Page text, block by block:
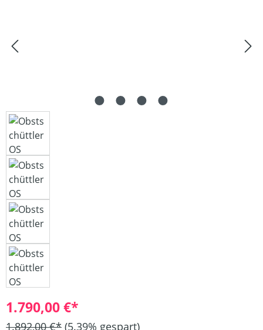
1.790,00 €*
1.892,00 €* (5.39% gespart)